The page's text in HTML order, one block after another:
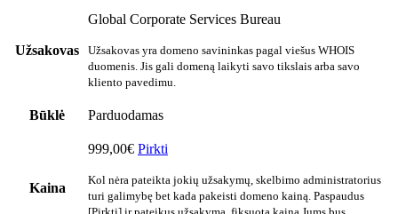
Užsakovas
Global Corporate Services Bureau
Užsakovas yra domeno savininkas pagal viešus WHOIS
duomenis. Jis gali domeną laikyti savo tikslais arba savo
kliento pavedimu.
Būklė Parduodamas
Kaina
999,00€ Pirkti
Kol nėra pateikta jokių užsakymų, skelbimo administratorius
turi galimybę bet kada pakeisti domeno kainą. Paspaudus